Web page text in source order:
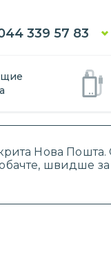
Нова
швидше за
339 57 83
а